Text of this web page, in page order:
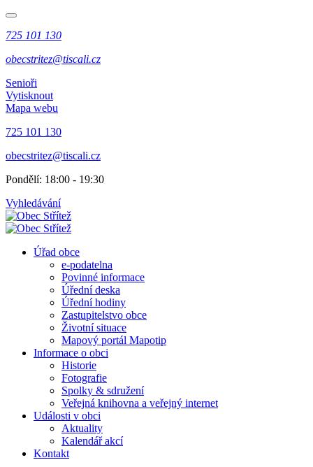
725 101 130
obecstritez@tiscali.cz
Senioři
Vytisknout
Mapa webu
725 101 130
obecstritez@tiscali.cz
Pondělí: 18:00 - 19:30
Vyhledávání
Úřad obce
e-podatelna
Povinné informace
Úřední deska
Úřední hodiny
Zastupitelstvo obce
Životní situace
Mapový portál Mapotip
Informace o obci
Historie
Fotografie
Spolky & sdružení
Veřejná knihovna a veřejný internet
Události v obci
Aktuality
Kalendář akcí
Kontakt